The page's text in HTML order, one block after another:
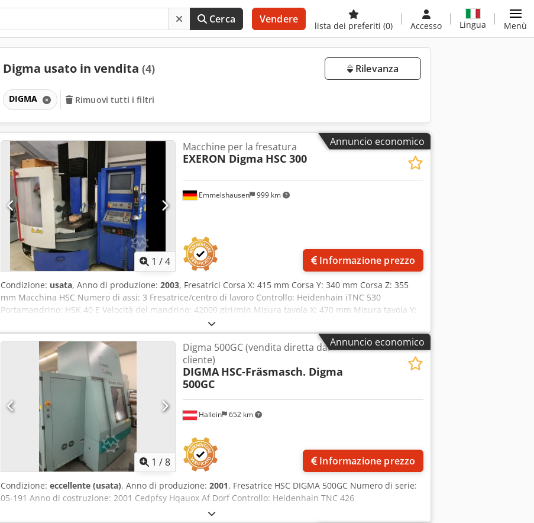
Cerca Vendere
lista dei preferiti (0) Accesso Lingua Menù
Digma usato in vendita (4) Rilevanza
DIGMA Rimuovi tutti i filtri
Annuncio economico
1 /4
Emmelshausen 999 km
Macchine per la fresatura
EXERON Digma HSC 300
Informazione prezzo
Condizione: usata, Anno di produzione: 2003, Fresatrici Corsa X: 415 mm Corsa Y: 340 mm Corsa Z: 355
mm Macchina HSC Numero di assi: 3 Fresatrice/centro di lavoro Controllo: Heidenhain iTNC 530
Portamandrino: HSK 40 E Velocità del mandrino: 42000 giri/min Misura tavola X: 470 mm Misura tavola Y:
400 mm peso massimo del pezzo: 500 kg Cambio utensile: 30 volte Avanzamento rapido: 30 m/min
volantino elettronico Mandrino IBAG Crodpjvtfpfefx Af Dof
Annuncio economico
1 /8
Hallein 652 km
Digma 500GC (vendita diretta dal
cliente)
DIGMA HSC-Fräsmasch. Digma
500GC
Informazione prezzo
Condizione: eccellente (usata), Anno di produzione: 2001, Fresatrice HSC DIGMA 500GC Numero di serie:
05-191 Anno di costruzione: 2001 Cedpfsy Hqauox Af Dorf Controllo: Heidenhain TNC 426